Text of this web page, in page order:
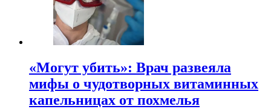
«Могут убить»: Врач развеяла
мифы о чудотворных витаминных
капельницах от похмелья